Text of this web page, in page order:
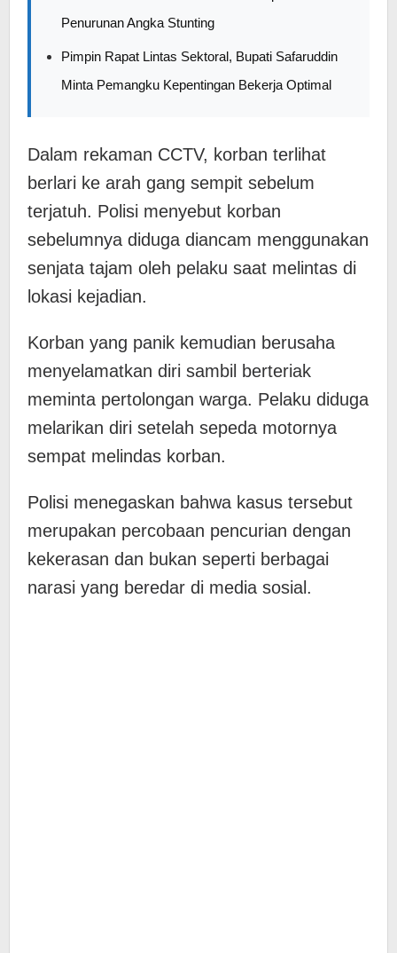
Penurunan Angka Stunting
Pimpin Rapat Lintas Sektoral, Bupati Safaruddin
Minta Pemangku Kepentingan Bekerja Optimal
Dalam rekaman CCTV, korban terlihat
berlari ke arah gang sempit sebelum
terjatuh. Polisi menyebut korban
sebelumnya diduga diancam menggunakan
senjata tajam oleh pelaku saat melintas di
lokasi kejadian.
Korban yang panik kemudian berusaha
menyelamatkan diri sambil berteriak
meminta pertolongan warga. Pelaku diduga
melarikan diri setelah sepeda motornya
sempat melindas korban.
Polisi menegaskan bahwa kasus tersebut
merupakan percobaan pencurian dengan
kekerasan dan bukan seperti berbagai
narasi yang beredar di media sosial.